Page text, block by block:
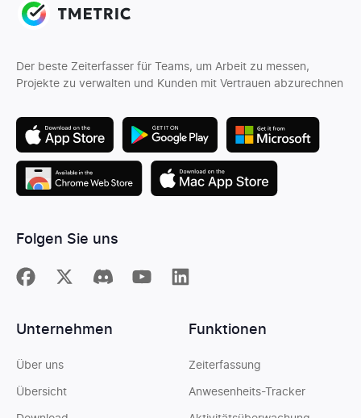
Der beste Zeiterfasser für Teams, um Arbeit zu messen,
Projekte zu verwalten und Kunden mit Vertrauen abzurechnen
Folgen Sie uns
Funktionen
Zeiterfassung
Anwesenheits-Tracker
Unternehmen
Über uns
Übersicht